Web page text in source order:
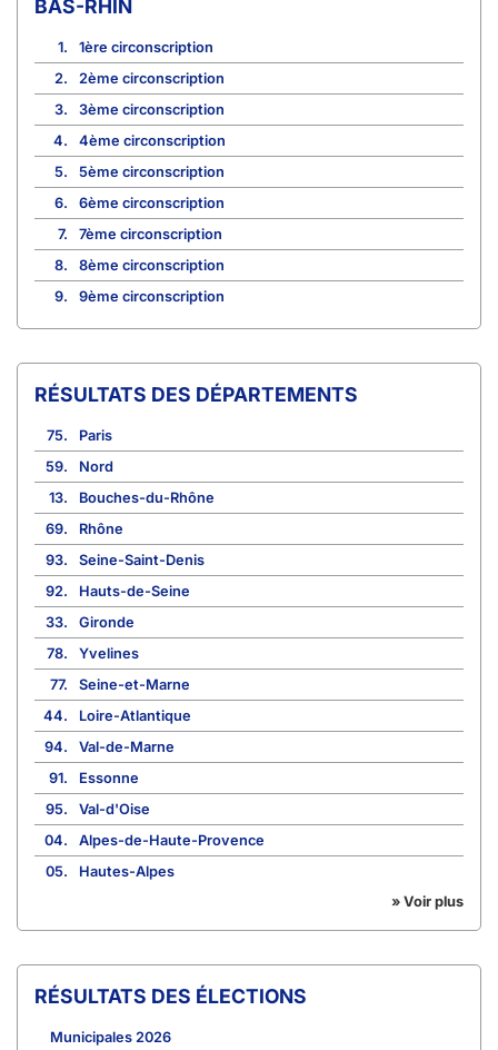
BAS-RHIN
1.
1ère circonscription
2.
2ème circonscription
3.
3ème circonscription
4.
4ème circonscription
5.
5ème circonscription
6.
6ème circonscription
7.
7ème circonscription
8.
8ème circonscription
9.
9ème circonscription
RÉSULTATS DES DÉPARTEMENTS
75.
Paris
59.
Nord
13.
Bouches-du-Rhône
69.
Rhône
93.
Seine-Saint-Denis
92.
Hauts-de-Seine
33.
Gironde
78.
Yvelines
77.
Seine-et-Marne
44.
Loire-Atlantique
94.
Val-de-Marne
91.
Essonne
95.
Val-d'Oise
04.
Alpes-de-Haute-Provence
05.
Hautes-Alpes
» Voir plus
RÉSULTATS DES ÉLECTIONS
Municipales 2026